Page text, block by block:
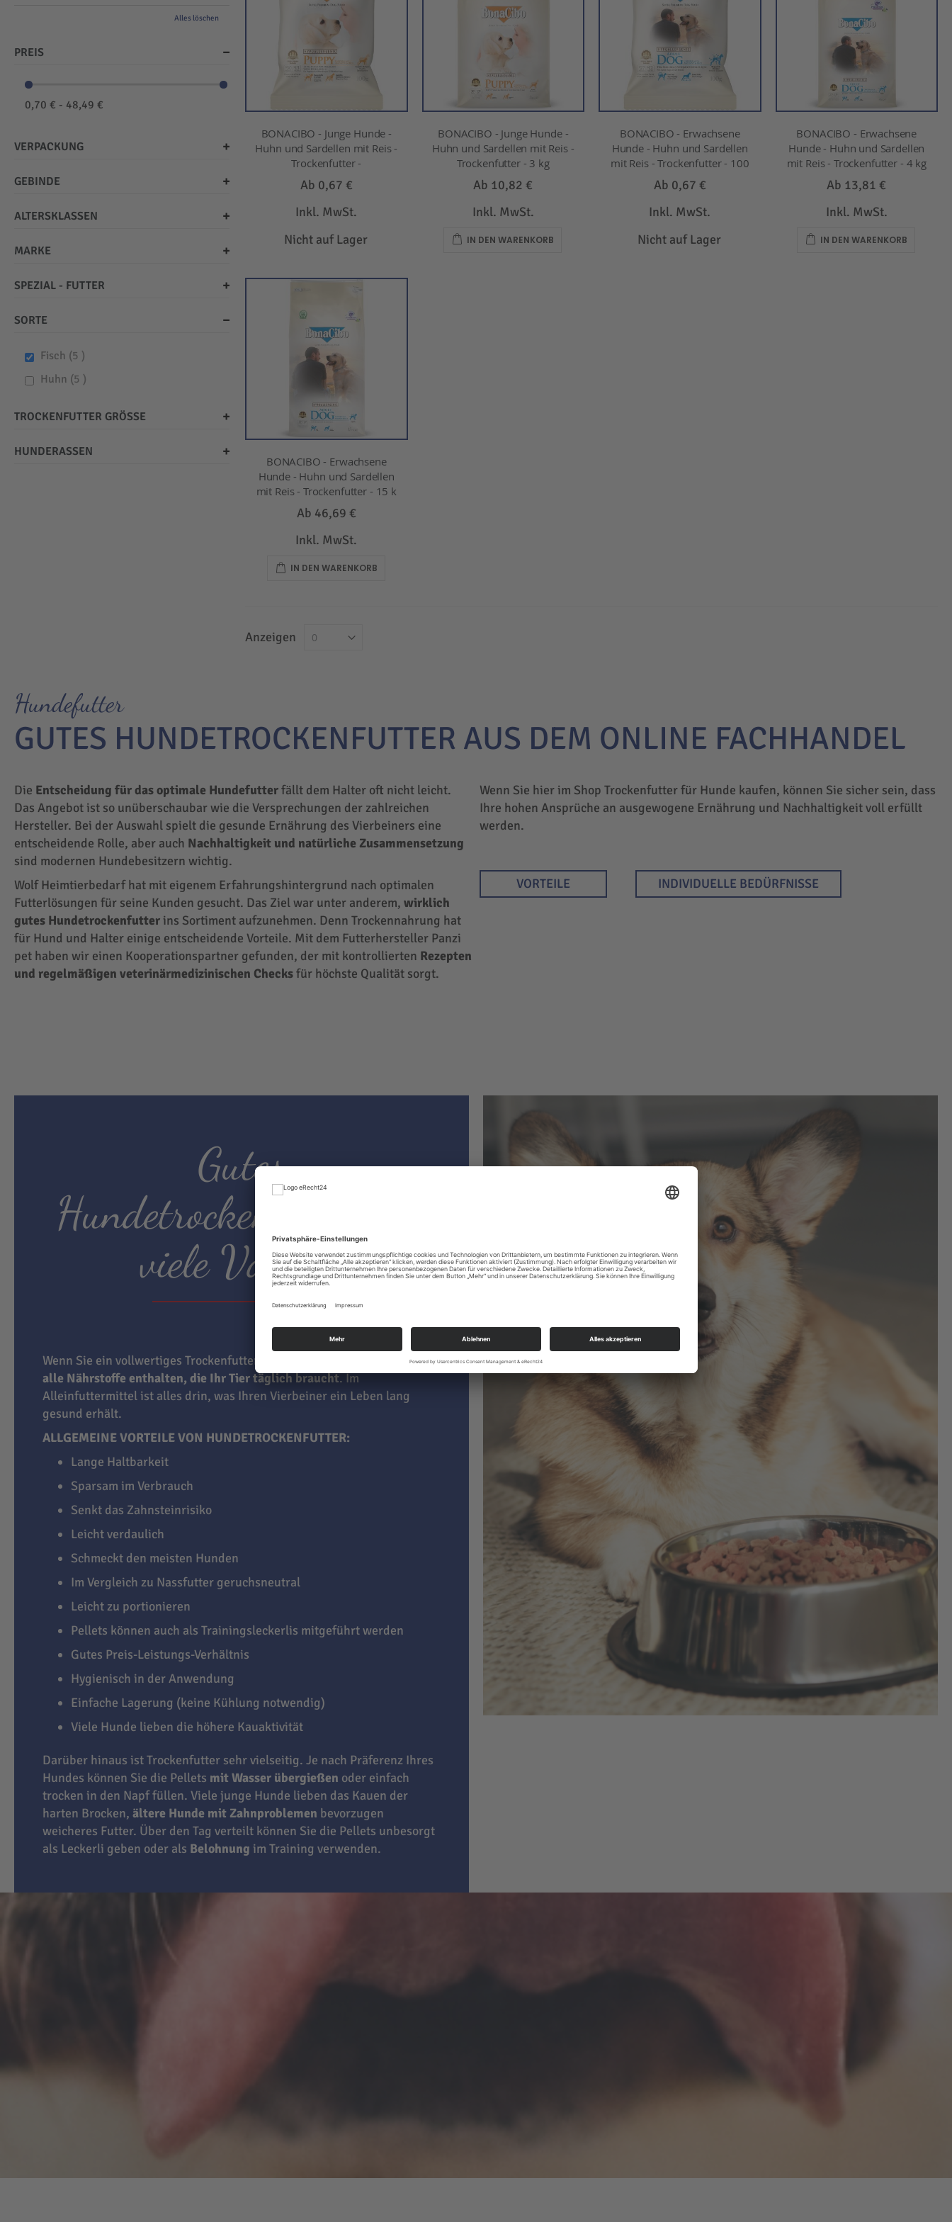
BONACIBO - Junge Hunde -
Huhn und Sardellen mit Reis -
Trockenfutter -
Ab 0,67 €
Inkl. MwSt.
Nicht auf Lager
BONACIBO - Junge Hunde -
Huhn und Sardellen mit Reis -
Trockenfutter - 3 kg
Ab 10,82 €
Inkl. MwSt.
IN DEN WARENKORB
BONACIBO - Erwachsene
Hunde - Huhn und Sardellen
mit Reis - Trockenfutter - 100
Ab 0,67 €
Inkl. MwSt.
Nicht auf Lager
BONACIBO - Erwachsene
Hunde - Huhn und Sardellen
mit Reis - Trockenfutter - 4 kg
Ab 13,81 €
Inkl. MwSt.
IN DEN WARENKORB
BONACIBO - Erwachsene
Hunde - Huhn und Sardellen
mit Reis - Trockenfutter - 15 k
Ab 46,69 €
Inkl. MwSt.
IN DEN WARENKORB
Anzeigen
Alles löschen
PREIS
0,70 € - 48,49 €
VERPACKUNG
GEBINDE
ALTERSKLASSEN
MARKE
SPEZIAL - FUTTER
SORTE
Fisch 5 items
Huhn 5 items
TROCKENFUTTER GRÖSSE
HUNDERASSEN
Hundefutter
GUTES HUNDETROCKENFUTTER AUS DEM ONLINE FACHHANDEL
Die Entscheidung für das optimale Hundefutterfällt dem Halter oft nicht leicht.
Das Angebot ist so unüberschaubar wie die Versprechungen der zahlreichen
Hersteller. Bei der Auswahl spielt die gesunde Ernährung des Vierbeiners eine
entscheidende Rolle, aber auch Nachhaltigkeit und natürliche Zusammensetzung
sind modernen Hundebesitzern wichtig.
Wolf Heimtierbedarf hat mit eigenem Erfahrungshintergrund nach optimalen
Futterlösungen für seine Kunden gesucht. Das Ziel war unter anderem, wirklich
gutes Hundetrockenfutter ins Sortiment aufzunehmen. Denn Trockennahrung hat
für Hund und Halter einige entscheidende Vorteile. Mit dem Futterhersteller Panzi
pet haben wir einen Kooperationspartner gefunden, der mit kontrollierten Rezepten
und regelmäßigen veterinärmedizinischen Checksfür höchste Qualität sorgt.
Wenn Sie hier im Shop Trockenfutter für Hunde kaufen, können Sie sicher sein, dass
Ihre hohen Ansprüche an ausgewogene Ernährung und Nachhaltigkeit voll erfüllt
werden.
VORTEILE INDIVIDUELLE BEDÜRFNISSE
Gutes
Hundetrockenfutter hat
viele Vorteile
Wenn Sie ein vollwertiges Trockenfutter für Hunde kaufen, sind darin
alle Nährstoffe enthalten, die Ihr Tier täglich braucht. Im
Alleinfuttermittel ist alles drin, was Ihren Vierbeiner ein Leben lang
gesund erhält.
ALLGEMEINE VORTEILE VON HUNDETROCKENFUTTER:
Lange Haltbarkeit
Sparsam im Verbrauch
Senkt das Zahnsteinrisiko
Leicht verdaulich
Schmeckt den meisten Hunden
Im Vergleich zu Nassfutter geruchsneutral
Leicht zu portionieren
Pellets können auch als Trainingsleckerlis mitgeführt werden
Gutes Preis-Leistungs-Verhältnis
Hygienisch in der Anwendung
Einfache Lagerung (keine Kühlung notwendig)
Viele Hunde lieben die höhere Kauaktivität
Darüber hinaus ist Trockenfutter sehr vielseitig. Je nach Präferenz Ihres
Hundes können Sie die Pellets mit Wasser übergießen oder einfach
trocken in den Napf füllen. Viele junge Hunde lieben das Kauen der
harten Brocken, ältere Hunde mit Zahnproblemen bevorzugen
weicheres Futter. Über den Tag verteilt können Sie die Pellets unbesorgt
als Leckerli geben oder als Belohnung im Training verwenden.